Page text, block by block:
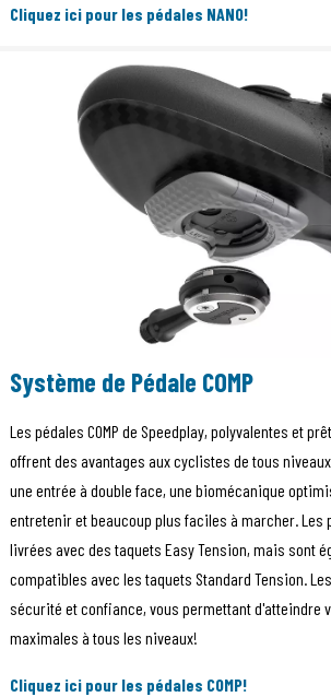
Cliquez ici pour les pédales NANO!
Système de Pédale COMP
Les pédales COMP de Speedplay, polyvalentes et
offrent des avantages aux cyclistes de tous
une entrée à double face, une biomécanique
entretenir et beaucoup plus faciles à marcher. Les
livrées avec des taquets Easy Tension, mais sont
compatibles avec les taquets Standard Tension.
sécurité et confiance, vous permettant d'atteindre
maximales à tous les niveaux!
Cliquez ici pour les pédales COMP!